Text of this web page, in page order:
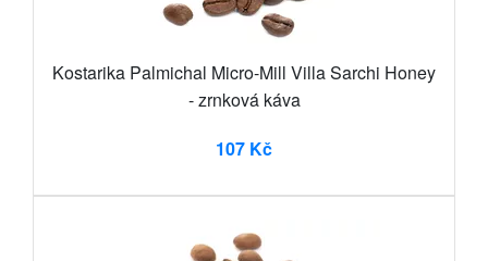
Kostarika Palmichal Micro-Mill Villa Sarchi Honey
- zrnková káva
107 Kč